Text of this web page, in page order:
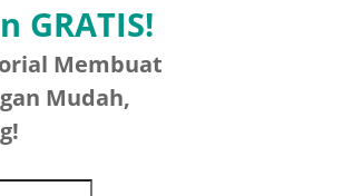
GRATIS!
Membuat
Mudah,